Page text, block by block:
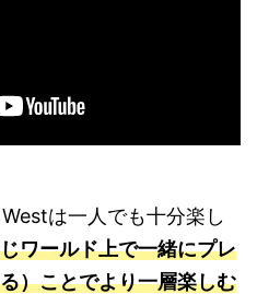
は一人でも十分楽し
ワールド上で一緒にプレ
）ことでより一層楽しむ